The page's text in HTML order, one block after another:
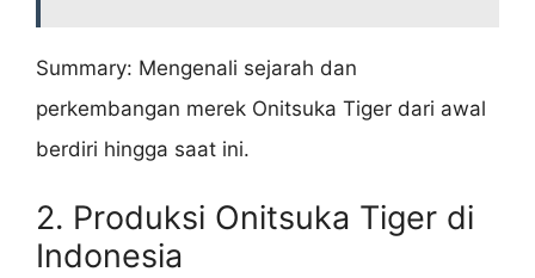
Summary: Mengenali sejarah dan
perkembangan merek Onitsuka Tiger dari awal
berdiri hingga saat ini.
2. Produksi Onitsuka Tiger di
Indonesia